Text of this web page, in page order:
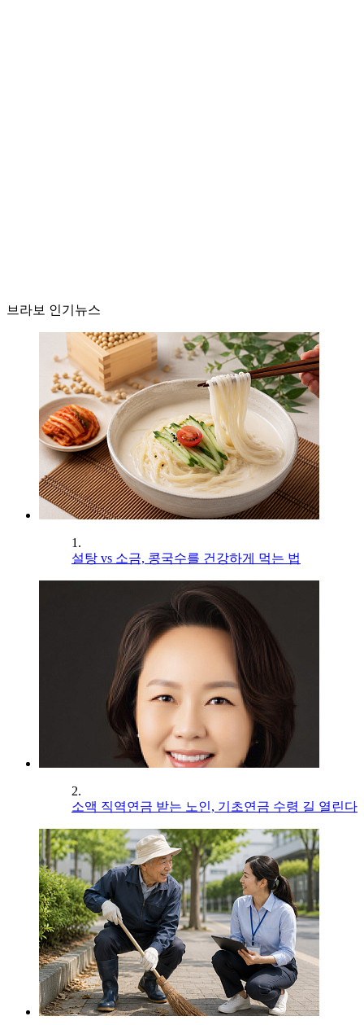
브라보 인기뉴스
1.
설탕 vs 소금, 콩국수를 건강하게 먹는 법
2.
소액 직역연금 받는 노인, 기초연금 수령 길 열린다